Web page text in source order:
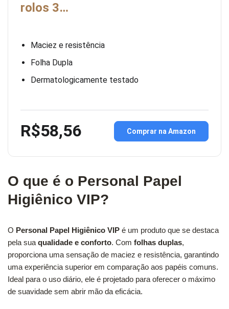
rolos 3…
Maciez e resistência
Folha Dupla
Dermatologicamente testado
R$58,56 Comprar na Amazon
O que é o Personal Papel
Higiênico VIP?
O Personal Papel Higiênico VIP é um produto que se destaca
pela sua qualidade e conforto. Com folhas duplas,
proporciona uma sensação de maciez e resistência, garantindo
uma experiência superior em comparação aos papéis comuns.
Ideal para o uso diário, ele é projetado para oferecer o máximo
de suavidade sem abrir mão da eficácia.